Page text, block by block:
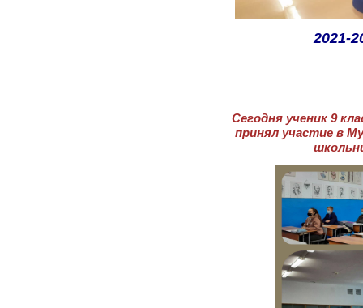
2021-
Сегодня ученик 9
принял участие в